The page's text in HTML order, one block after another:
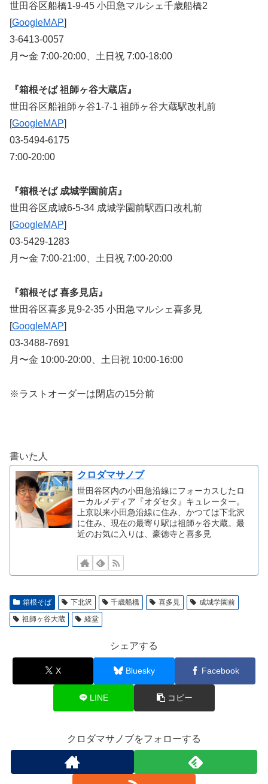
世田谷区船橋1-9-45 小田急マルシェ千歳船橋2
[GoogleMAP]
3-6413-0057
月〜金 7:00-20:00、土日祝 7:00-18:00
『箱根そば 祖師ヶ谷大蔵店』
世田谷区船祖師ヶ谷1-7-1 祖師ヶ谷大蔵駅改札前
[GoogleMAP]
03-5494-6175
7:00-20:00
『箱根そば 成城学園前店』
世田谷区成城6-5-34 成城学園前駅西口改札前
[GoogleMAP]
03-5429-1283
月〜金 7:00-21:00、土日祝 7:00-20:00
『箱根そば 喜多見店』
世田谷区喜多見9-2-35 小田急マルシェ喜多見
[GoogleMAP]
03-3488-7691
月〜金 10:00-20:00、土日祝 10:00-16:00
※ラストオーダーは閉店の15分前
書いた人
クロダマサノブ
世田谷区内の小田急沿線にフォーカスしたロ
ーカルメディア『オダセタ』キュレーター。
上京以来小田急沿線に住み、かつては下北沢
に住み、現在の最寄り駅は祖師ヶ谷大蔵。最
近のお気に入りは、豪徳寺と喜多見
箱根そば 下北沢 千歳船橋 喜多見
成城学園前
祖師ヶ谷大蔵
経堂
シェアする
X Bluesky Facebook
LINE コピー
クロダマサノブをフォローする